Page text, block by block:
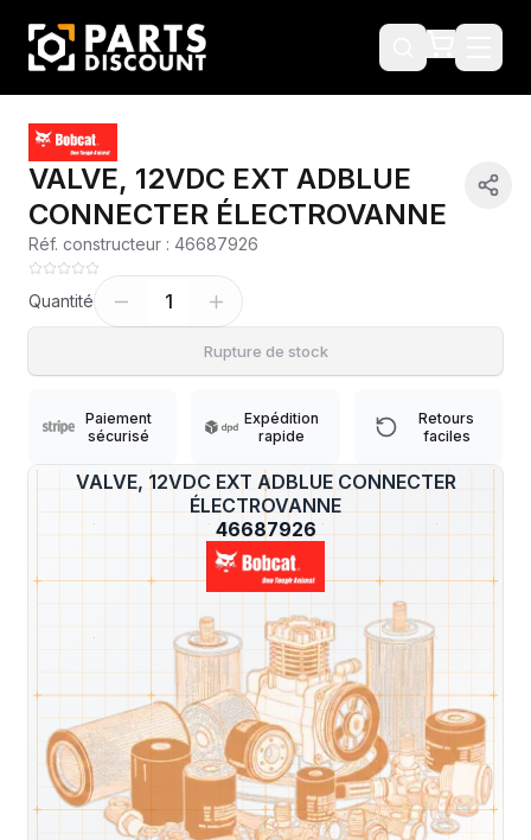
?
VALVE, 12VDC EXT ADBLUE CONNECTER
ÉLECTROVANNE
46687926
VALVE, 12VDC EXT ADBLUE
CONNECTER ÉLECTROVANNE
Réf. constructeur : 46687926
Quantité 1
Rupture de stock
Paiement
sécurisé
Expédition
rapide
Retours
faciles
Machines compatibles
72h
Sous réserve de disponibilité des stocks.
Livraison estimée 24h/48h par les
transporteurs.
France
métropolitaine
—
Livraison exclusivement en France
métropolitaine (hors Corse et DOM-
Pas de surprise : le coût exact est